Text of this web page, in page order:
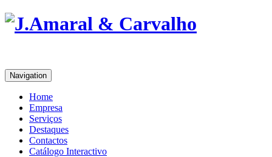
Navigation
Home
Empresa
Serviços
Destaques
Contactos
Catálogo Interactivo